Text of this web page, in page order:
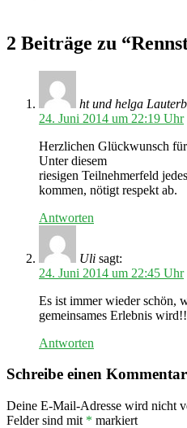
2 Beiträge zu
ht und helga
24. Juni 2014 um 22:19 Uhr
Herzlichen Glückwunsch
Unter diesem
riesigen Teilnehmerfeld
kommen, nötigt respekt ab.
Antworten
Uli sagt:
24. Juni 2014 um 22:45 Uhr
Es ist immer wieder schön,
gemeinsames Erlebnis
Antworten
Schreibe einen Kommentar
Deine E-Mail-Adresse wird nicht
Felder sind mit * markiert